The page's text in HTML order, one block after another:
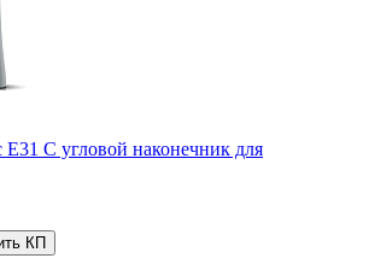
C угловой наконечник для
КП